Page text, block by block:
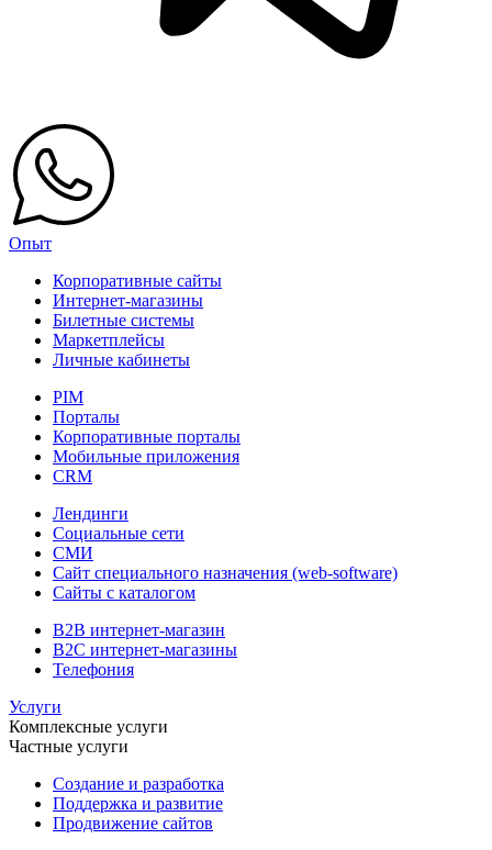
Опыт
Корпоративные сайты
Интернет-магазины
Билетные системы
Маркетплейсы
Личные кабинеты
PIM
Порталы
Корпоративные порталы
Мобильные приложения
CRM
Лендинги
Социальные сети
СМИ
Сайт специального назначения (web-software)
Сайты с каталогом
B2B интернет-магазин
B2C интернет-магазины
Телефония
Услуги
Комплексные услуги
Частные услуги
Создание и разработка
Поддержка и развитие
Продвижение сайтов